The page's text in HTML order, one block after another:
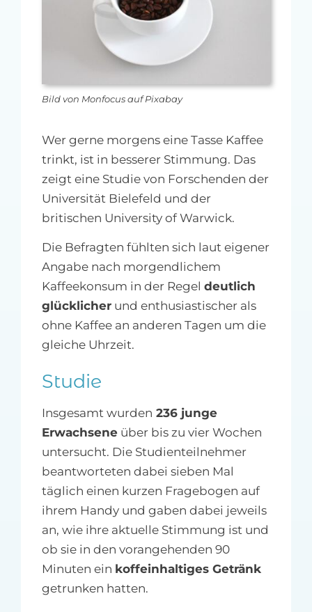
Ihre Werbung auf MFA-heute.de
SucheBild von Monfocus auf Pixabay
Wer gerne morgens eine Tasse Kaffee
trinkt, ist in besserer Stimmung. Das
zeigt eine Studie von Forschenden der
Universität Bielefeld und der
britischen University of Warwick.
Die Befragten fühlten sich laut eigener
Angabe nach morgendlichem
Kaffeekonsum in der Regel deutlich
glücklicherund enthusiastischer als
ohne Kaffee an anderen Tagen um die
gleiche Uhrzeit.
Studie
Insgesamt wurden 236 junge
Erwachseneüber bis zu vier Wochen
untersucht. Die Studienteilnehmer
beantworteten dabei sieben Mal
täglich einen kurzen Fragebogen auf
ihrem Handy und gaben dabei jeweils
an, wie ihre aktuelle Stimmung ist und
ob sie in den vorangehenden 90
Minuten ein koffeinhaltiges Getränk
getrunken hatten.